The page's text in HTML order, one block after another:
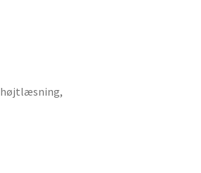
højtlæsning,